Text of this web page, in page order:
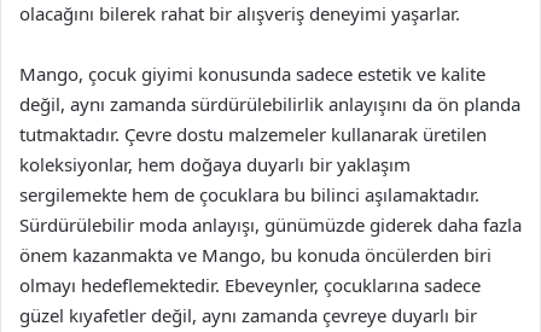
olacağını bilerek rahat bir alışveriş deneyimi yaşarlar.
Mango, çocuk giyimi konusunda sadece estetik ve kalite
değil, aynı zamanda sürdürülebilirlik anlayışını da ön planda
tutmaktadır. Çevre dostu malzemeler kullanarak üretilen
koleksiyonlar, hem doğaya duyarlı bir yaklaşım
sergilemekte hem de çocuklara bu bilinci aşılamaktadır.
Sürdürülebilir moda anlayışı, günümüzde giderek daha fazla
önem kazanmakta ve Mango, bu konuda öncülerden biri
olmayı hedeflemektedir. Ebeveynler, çocuklarına sadece
güzel kıyafetler değil, aynı zamanda çevreye duyarlı bir